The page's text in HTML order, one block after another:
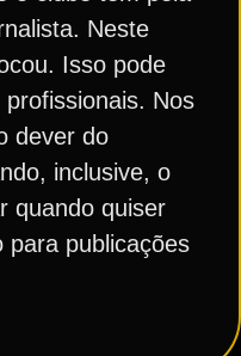
Neste
Isso pode
Nos
dever do
inclusive, o
quando quiser
para publicações